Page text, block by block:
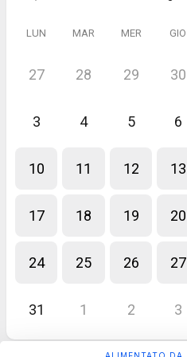
LUN MAR MER GIO
27 28 29 30
3 4 5 6
10 11 12 13
17 18 19 20
24 25 26 27
31 1 2 3